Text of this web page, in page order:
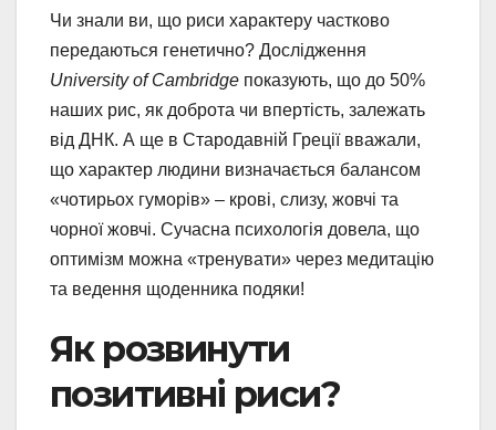
Чи знали ви, що риси характеру частково
передаються генетично? Дослідження
University of Cambridge показують, що до 50%
наших рис, як доброта чи впертість, залежать
від ДНК. А ще в Стародавній Греції вважали,
що характер людини визначається балансом
«чотирьох гуморів» – крові, слизу, жовчі та
чорної жовчі. Сучасна психологія довела, що
оптимізм можна «тренувати» через медитацію
та ведення щоденника подяки!
Як розвинути
позитивні риси?